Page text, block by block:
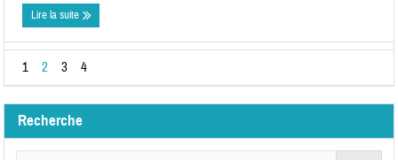
Lire la suite
1 2 3 4
Recherche